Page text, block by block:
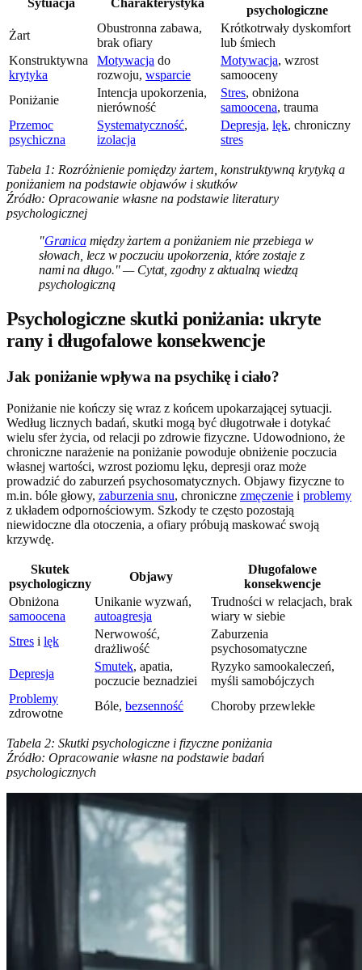
Sytuacja Charakterystyka
psychologiczne
Żart
Obustronna zabawa,
brak ofiary
Krótkotrwały dyskomfort
lub śmiech
Konstruktywna
krytyka
Motywacja do
rozwoju, wsparcie
Motywacja, wzrost
samooceny
Poniżanie
Intencja upokorzenia,
nierówność
Stres, obniżona
samoocena, trauma
Przemoc
psychiczna
Systematyczność,
izolacja
Depresja, lęk, chroniczny
stres
Tabela 1: Rozróżnienie pomiędzy żartem, konstruktywną krytyką a
poniżaniem na podstawie objawów i skutków
Źródło: Opracowanie własne na podstawie literatury
psychologicznej
"Granicamiędzy żartem a poniżaniem nie przebiega w
słowach, lecz w poczuciu upokorzenia, które zostaje z
nami na długo." — Cytat, zgodny z aktualną wiedzą
psychologiczną
Psychologiczne skutki poniżania: ukryte
rany i długofalowe konsekwencje
Jak poniżanie wpływa na psychikę i ciało?
Poniżanie nie kończy się wraz z końcem upokarzającej sytuacji.
Według licznych badań, skutki mogą być długotrwałe i dotykać
wielu sfer życia, od relacji po zdrowie fizyczne. Udowodniono, że
chroniczne narażenie na poniżanie powoduje obniżenie poczucia
własnej wartości, wzrost poziomu lęku, depresji oraz może
prowadzić do zaburzeń psychosomatycznych. Objawy fizyczne to
m.in. bóle głowy, zaburzenia snu, chroniczne zmęczenie i problemy
z układem odpornościowym. Szkody te często pozostają
niewidoczne dla otoczenia, a ofiary próbują maskować swoją
krzywdę.
Skutek
psychologiczny
Objawy
Długofalowe
konsekwencje
Obniżona
samoocena
Unikanie wyzwań,
autoagresja
Trudności w relacjach, brak
wiary w siebie
Stres i lęk
Nerwowość,
drażliwość
Zaburzenia
psychosomatyczne
Depresja
Smutek, apatia,
poczucie beznadziei
Ryzyko samookaleczeń,
myśli samobójczych
Problemy
zdrowotne
Bóle, bezsenność Choroby przewlekłe
Tabela 2: Skutki psychologiczne i fizyczne poniżania
Źródło: Opracowanie własne na podstawie badań
psychologicznych